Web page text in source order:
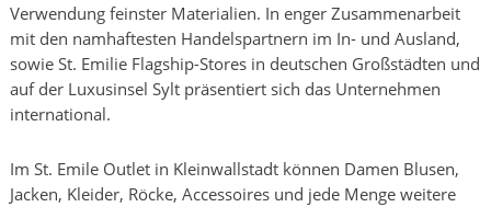
Verwendung feinster Materialien. In enger Zusammenarbeit
mit den namhaftesten Handelspartnern im In- und Ausland,
sowie St. Emilie Flagship-Stores in deutschen Großstädten und
auf der Luxusinsel Sylt präsentiert sich das Unternehmen
international.
Im St. Emile Outlet in Kleinwallstadt können Damen Blusen,
Jacken, Kleider, Röcke, Accessoires und jede Menge weitere